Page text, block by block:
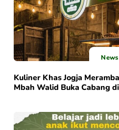
News
Kuliner Khas Jogja
Mbah Walid Buka Cabang